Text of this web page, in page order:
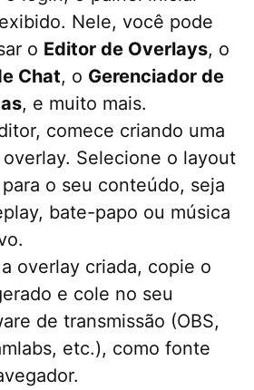
Nele, você pode
o Editor de Overlays, o
Chat, o Gerenciador de
, e muito mais.
comece criando uma
overlay. Selecione o layout
o seu conteúdo, seja
bate-papo ou música
overlay criada, copie o
e cole no seu
de transmissão (OBS,
etc.), como fonte